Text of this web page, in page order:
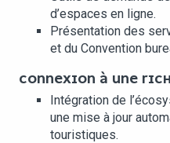
d’espaces en ligne.
Présentation des
et du Convention
CONNEXION À UNE
Intégration de
une mise à jour
touristiques.